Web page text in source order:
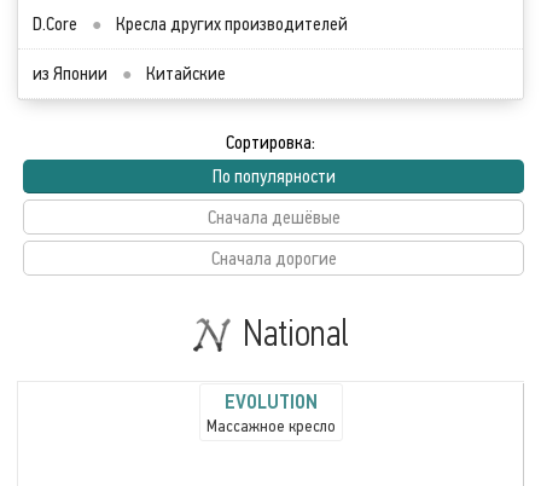
D.Core
● Кресла других производителей
из Японии ● Китайские
Сортировка:
По популярности
Сначала дешёвые
Сначала дорогие
National
EVOLUTION
Массажное кресло